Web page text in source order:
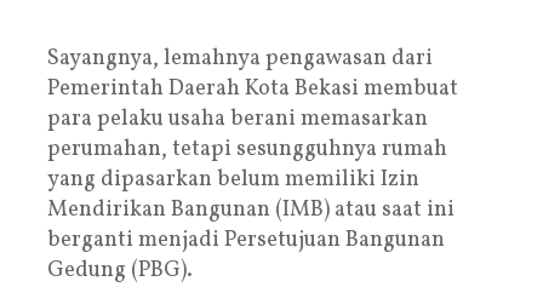
Sayangnya, lemahnya pengawasan dari
Pemerintah Daerah Kota Bekasi membuat
para pelaku usaha berani memasarkan
perumahan, tetapi sesungguhnya rumah
yang dipasarkan belum memiliki Izin
Mendirikan Bangunan (IMB) atau saat ini
berganti menjadi Persetujuan Bangunan
Gedung (PBG).